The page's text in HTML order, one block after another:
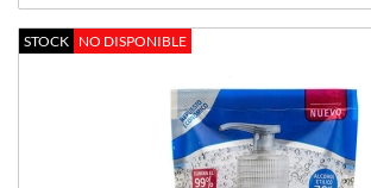
STOCK NO DISPONIBLE